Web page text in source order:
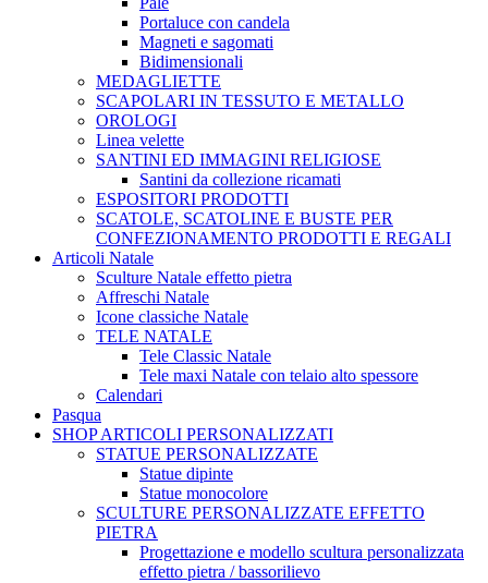
Portaluce con candela
Magneti e sagomati
Bidimensionali
MEDAGLIETTE
SCAPOLARI IN TESSUTO E METALLO
OROLOGI
Linea velette
SANTINI ED IMMAGINI RELIGIOSE
Santini da collezione ricamati
ESPOSITORI PRODOTTI
SCATOLE, SCATOLINE E BUSTE PER
CONFEZIONAMENTO PRODOTTI E REGALI
Articoli Natale
Sculture Natale effetto pietra
Affreschi Natale
Icone classiche Natale
TELE NATALE
Tele Classic Natale
Tele maxi Natale con telaio alto spessore
Calendari
Pasqua
SHOP ARTICOLI PERSONALIZZATI
STATUE PERSONALIZZATE
Statue dipinte
Statue monocolore
SCULTURE PERSONALIZZATE EFFETTO
PIETRA
Progettazione e modello scultura personalizzata
effetto pietra / bassorilievo